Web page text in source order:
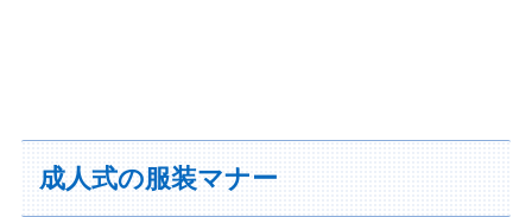
成人式の服装マナー